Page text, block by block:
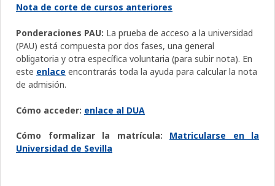
Nota de corte de cursos anteriores
Ponderaciones PAU: La prueba de acceso a la universidad
(PAU) está compuesta por dos fases, una general
obligatoria y otra específica voluntaria (para subir nota). En
este enlace encontrarás toda la ayuda para calcular la nota
de admisión.
Cómo acceder: enlace al DUA
Cómo formalizar la matrícula: Matricularse en la
Universidad de Sevilla